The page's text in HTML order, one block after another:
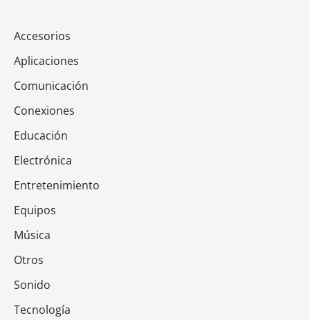
Accesorios
Aplicaciones
Comunicación
Conexiones
Educación
Electrónica
Entretenimiento
Equipos
Música
Otros
Sonido
Tecnología